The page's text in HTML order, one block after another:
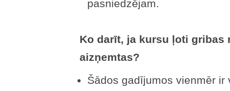
pasniedzējam.
Ko darīt, ja kursu ļoti gribas
aizņemtas?
Šādos gadījumos vienmēr ir